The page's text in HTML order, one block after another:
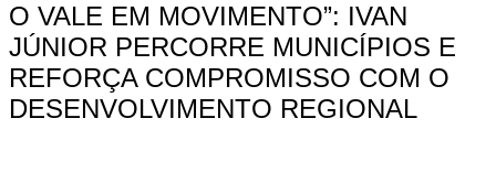
O VALE EM MOVIMENTO”: IVAN
JÚNIOR PERCORRE MUNICÍPIOS E
REFORÇA COMPROMISSO COM O
DESENVOLVIMENTO REGIONAL